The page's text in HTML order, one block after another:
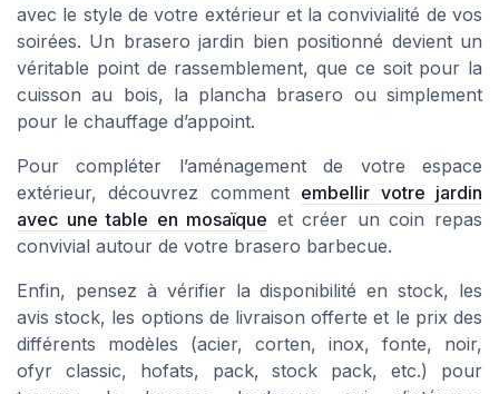
avec le style de votre extérieur et la convivialité de vos
soirées. Un brasero jardin bien positionné devient un
véritable point de rassemblement, que ce soit pour la
cuisson au bois, la plancha brasero ou simplement
pour le chauffage d’appoint.
Pour compléter l’aménagement de votre espace
extérieur, découvrez comment embellir votre jardin
avec une table en mosaïque et créer un coin repas
convivial autour de votre brasero barbecue.
Enfin, pensez à vérifier la disponibilité en stock, les
avis stock, les options de livraison offerte et le prix des
différents modèles (acier, corten, inox, fonte, noir,
ofyr classic, hofats, pack, stock pack, etc.) pour